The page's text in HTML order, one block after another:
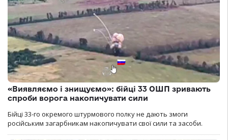
«Виявляємо і знищуємо»: бійці 33 ОШП зривають
спроби ворога накопичувати сили
Бійці 33-го окремого штурмового полку не дають змоги
російським загарбникам накопичувати свої сили та засоби.